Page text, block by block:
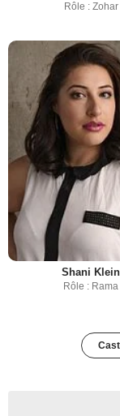
Rôle : Zohar
Shani Klein
Rôle : Rama